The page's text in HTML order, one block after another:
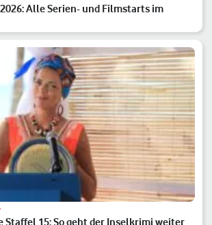
Alle Serien- und Filmstarts im
Staffel 15: So geht der Inselkrimi weiter